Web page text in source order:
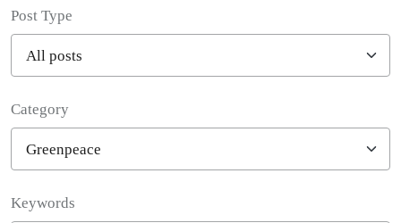
Post Type
Category
Keywords